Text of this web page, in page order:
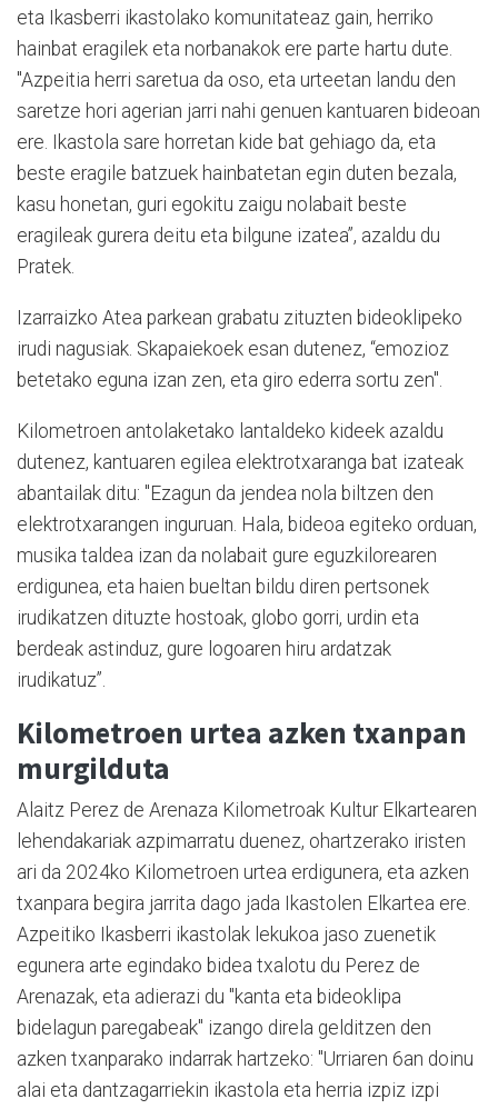
eta Ikasberri ikastolako komunitateaz gain, herriko
hainbat eragilek eta norbanakok ere parte hartu dute.
"Azpeitia herri saretua da oso, eta urteetan landu den
saretze hori agerian jarri nahi genuen kantuaren bideoan
ere. Ikastola sare horretan kide bat gehiago da, eta
beste eragile batzuek hainbatetan egin duten bezala,
kasu honetan, guri egokitu zaigu nolabait beste
eragileak gurera deitu eta bilgune izatea”, azaldu du
Pratek.
Izarraizko Atea parkean grabatu zituzten bideoklipeko
irudi nagusiak. Skapaiekoek esan dutenez, “emozioz
betetako eguna izan zen, eta giro ederra sortu zen".
Kilometroen antolaketako lantaldeko kideek azaldu
dutenez, kantuaren egilea elektrotxaranga bat izateak
abantailak ditu: "Ezagun da jendea nola biltzen den
elektrotxarangen inguruan. Hala, bideoa egiteko orduan,
musika taldea izan da nolabait gure eguzkilorearen
erdigunea, eta haien bueltan bildu diren pertsonek
irudikatzen dituzte hostoak, globo gorri, urdin eta
berdeak astinduz, gure logoaren hiru ardatzak
irudikatuz”.
Kilometroen urtea azken txanpan
murgilduta
Alaitz Perez de Arenaza Kilometroak Kultur Elkartearen
lehendakariak azpimarratu duenez, ohartzerako iristen
ari da 2024ko Kilometroen urtea erdigunera, eta azken
txanpara begira jarrita dago jada Ikastolen Elkartea ere.
Azpeitiko Ikasberri ikastolak lekukoa jaso zuenetik
egunera arte egindako bidea txalotu du Perez de
Arenazak, eta adierazi du "kanta eta bideoklipa
bidelagun paregabeak" izango direla gelditzen den
azken txanparako indarrak hartzeko: "Urriaren 6an doinu
alai eta dantzagarriekin ikastola eta herria izpiz izpi